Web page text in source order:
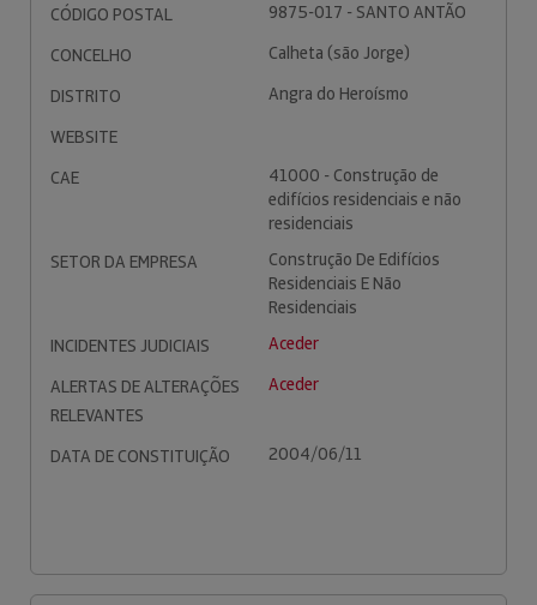
CÓDIGO POSTAL
9875-017 - SANTO ANTÃO
CONCELHO
Calheta (são Jorge)
DISTRITO
Angra do Heroísmo
WEBSITE
CAE
41000 - Construção de
edifícios residenciais e não
residenciais
SETOR DA EMPRESA
Construção De Edifícios
Residenciais E Não
Residenciais
INCIDENTES JUDICIAIS
Aceder
ALERTAS DE ALTERAÇÕES
RELEVANTES
Aceder
DATA DE CONSTITUIÇÃO 2004/06/11